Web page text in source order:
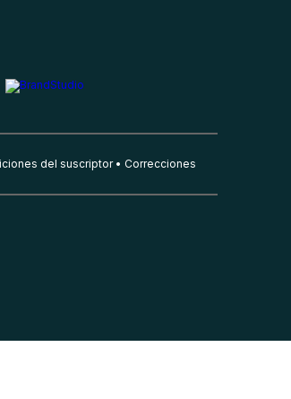
del suscriptor Correcciones